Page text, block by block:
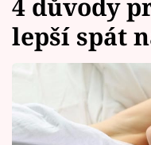
Témata
Celebrity
Vztahy
4 důvody
lepší spát